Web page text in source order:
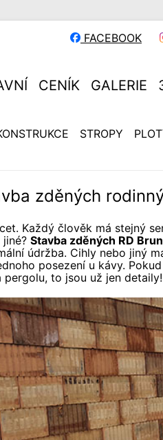
FACEBOOK
CENÍK GALERIE
STROPY
zděných
Každý člověk má stejný
Stavba zděných RD
údržba. Cihly nebo jiný
posezení u kávy.
to jsou už jen detaily!